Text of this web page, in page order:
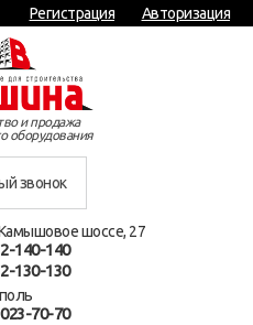
Регистрация Авторизация
и продажа
оборудования
звонок
шоссе, 27
140-140
130-130
70-70